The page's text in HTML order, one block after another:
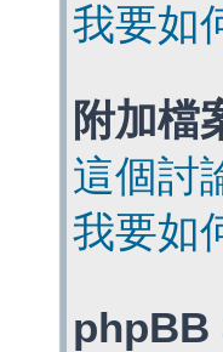
我要如
附加檔
這個討
我要如
phpBB